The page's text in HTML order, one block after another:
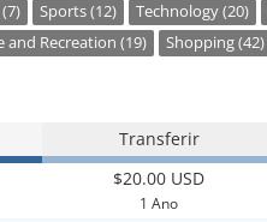
Sports (12) Technology (20)
and Recreation (19) Shopping (42)
Transferir
$20.00 USD
1 Ano